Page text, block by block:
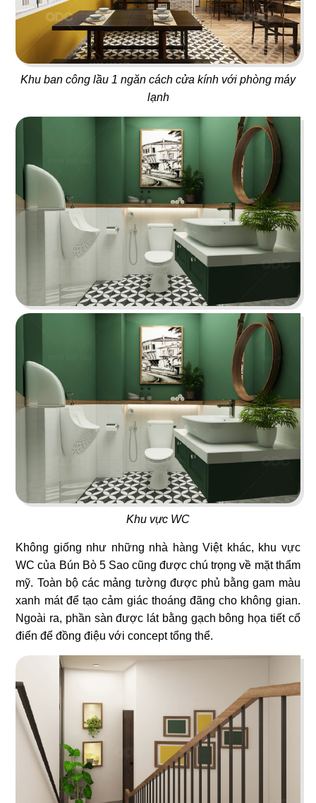
Khu ban công lầu 1 ngăn cách cửa kính với phòng máy
lạnh
Khu vực WC
Không giống như những nhà hàng Việt khác, khu vực
WC của Bún Bò 5 Sao cũng được chú trọng về mặt thẩm
mỹ. Toàn bộ các mảng tường được phủ bằng gam màu
xanh mát để tạo cảm giác thoáng đãng cho không gian.
Ngoài ra, phần sàn được lát bằng gạch bông họa tiết cổ
điển để đồng điệu với concept tổng thể.
89
CHEF MAMMA'S
Nhà hàng Ý
90
MARUKIN
Nhà hàng Nhật
91
HỶ LÂM MÔN
Bakery
92
AN HÒA
Nhà hàng Việt
93 94
AN KÝ
Mì hoa gia truyền
BUS HAWAII
Cafe
96
SIK DAK FOOK HOTPOT
Lẩu nướng Macau
97
CHU TƯỚC LÂU
Nhà hàng Dimsum
98
ZÔ SAIGON
Nhà hàng Việt
99
BÁT BỬU HONGKONG
Nhà hàng Lẩu
100
HỶ LÂM MÔN Q.7